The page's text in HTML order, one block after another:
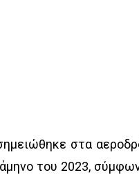
στα
του 2023,